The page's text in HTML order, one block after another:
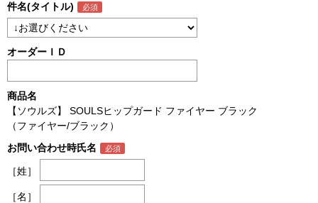
件名(タイトル)
オーダーＩＤ
商品名
【ソウルズ】 SOULSヒップガード ファイヤー ブラック
（ファイヤー/ブラック）
お問い合わせ時氏名
［姓］
［名］